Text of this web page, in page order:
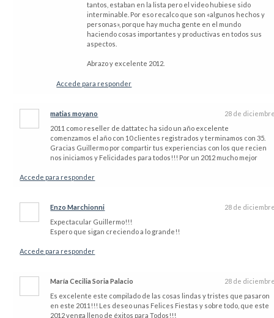
tantos, estaban en la lista pero el video hubiese sido
interminable. Por eso recalco que son «algunos hechos y
personas», porque hay mucha gente en el mundo
haciendo cosas importantes y productivas en todos sus
aspectos.
Abrazo y excelente 2012.
Accede para responder
matias moyano
28 de
2011 como reseller de dattatec ha sido un año excelente
comenzamos el año con 10 clientes registrados y terminamos con 35.
Gracias Guillermo por compartir tus experiencias con los que recien
nos iniciamos y Felicidades para todos!!! Por un 2012 mucho mejor
Accede para responder
Enzo Marchionni
28 de
Expectacular Guillermo!!!
Espero que sigan creciendo a lo grande!!
Accede para responder
María Cecilia Soria Palacio
28 de
Es excelente este compilado de las cosas lindas y tristes que pasaron
en este 2011!!! Les deseo unas Felices Fiestas y sobre todo, que este
2012 venga lleno de éxitos para Todos!!!